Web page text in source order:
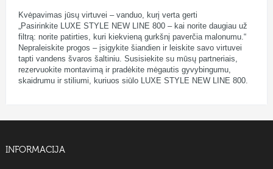
Kvėpavimas jūsų virtuvei – vanduo, kurį verta gerti
„Pasirinkite LUXE STYLE NEW LINE 800 – kai norite daugiau už
filtrą: norite patirties, kuri kiekvieną gurkšnį paverčia malonumu.“
Nepraleiskite progos – įsigykite šiandien ir leiskite savo virtuvei
tapti vandens švaros šaltiniu. Susisiekite su mūsų partneriais,
rezervuokite montavimą ir pradėkite mėgautis gyvybingumu,
skaidrumu ir stiliumi, kuriuos siūlo LUXE STYLE NEW LINE 800.
INFORMACIJA